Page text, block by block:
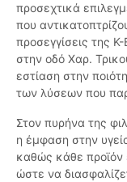
προσεχτικά
που
προσεγγίσεις της
στην οδό Χαρ.
εστίαση στην
των λύσεων που
Στον πυρήνα της
η έμφαση στην
καθώς κάθε προϊόν
ώστε να